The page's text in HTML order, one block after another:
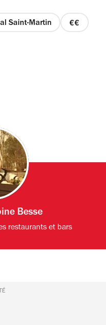
Saint-Martin
prix
Besse
restaurants et bars